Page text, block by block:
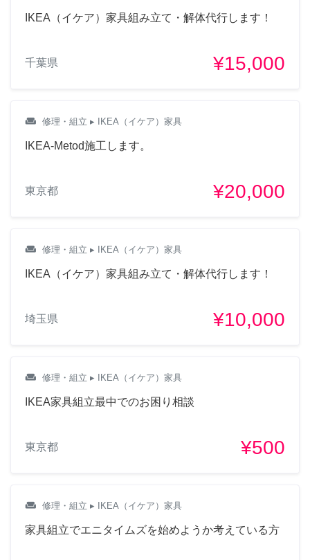
IKEA（イケア）家具組み立て・解体代行します！
千葉県 ¥15,000
weekend 修理・組立 ▸ IKEA（イケア）家具
IKEA-Metod施工します。
東京都 ¥20,000
weekend 修理・組立 ▸ IKEA（イケア）家具
IKEA（イケア）家具組み立て・解体代行します！
埼玉県 ¥10,000
weekend 修理・組立 ▸ IKEA（イケア）家具
IKEA家具組立最中でのお困り相談
東京都 ¥500
weekend 修理・組立 ▸ IKEA（イケア）家具
家具組立でエニタイムズを始めようか考えている方